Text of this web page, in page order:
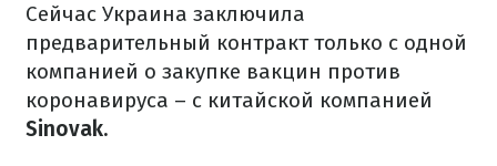
Сейчас Украина заключила
предварительный контракт только с одной
компанией о закупке вакцин против
коронавируса – с китайской компанией
Sinovak.